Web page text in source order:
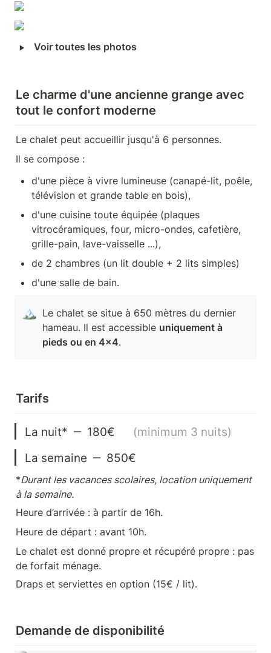
‣ Voir toutes les photos
Le charme d'une ancienne grange avec
tout le confort moderne
Le chalet peut accueillir jusqu'à 6 personnes.
Il se compose :
d'une pièce à vivre lumineuse (canapé-lit, poêle,
télévision et grande table en bois),
d'une cuisine toute équipée (plaques
vitrocéramiques, four, micro-ondes, cafetière,
grille-pain, lave-vaisselle ...),
de 2 chambres (un lit double + 2 lits simples)
d'une salle de bain.
🏔️ Le chalet se situe à 650 mètres du dernier
hameau. Il est accessible uniquement à
pieds ou en 4x4.
Tarifs
La nuit*  ‒  180€ (minimum 3 nuits)
La semaine  ‒  850€
*Durant les vacances scolaires, location uniquement
à la semaine.
Heure d’arrivée : à partir de 16h.
Heure de départ : avant 10h.
Le chalet est donné propre et récupéré propre : pas
de forfait ménage.
Draps et serviettes en option (15€ / lit).
Demande de disponibilité